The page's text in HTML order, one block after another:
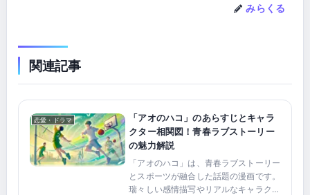
みらくる
関連記事
恋愛・ドラマ
「アオのハコ」のあらすじとキャラ
クター相関図！青春ラブストーリー
の魅力解説
「アオのハコ」は、青春ラブストーリー
とスポーツが融合した話題の漫画です。
瑞々しい感情描写やリアルなキャラクタ